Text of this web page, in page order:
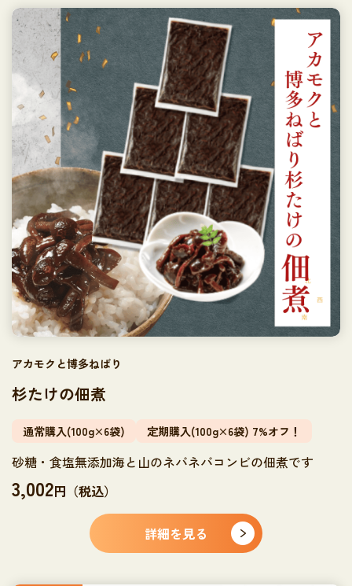
アカモクと博多ねばり
杉たけの佃煮
通常購入(100g×6袋) 定期購入(100g×6袋) 7%オフ！
砂糖・食塩無添加海と山のネバネバコンビの佃煮です
3,002円（税込）
詳細を見る